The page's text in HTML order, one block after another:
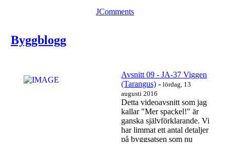
JComments
Byggblogg
Avsnitt 09 - JA-37 Viggen
(Tarangus) - lördag, 13
augusti 2016
Detta videoavsnitt som jag
kallar "Mer spackel!" är
ganska självförklarande. Vi
har limmat ett antal detaljer
på byggsatsen som nu